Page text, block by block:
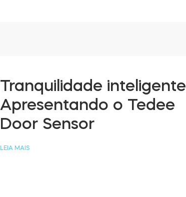
Tranquilidade
Apresentando o Tedee
Door Sensor
LEIA MAIS